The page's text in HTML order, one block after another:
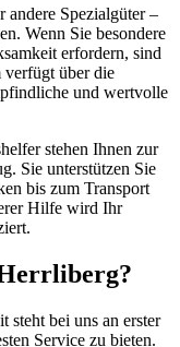
andere Spezialgüter –
Wenn Sie besondere
erfordern, sind
verfügt über die
und wertvolle
stehen Ihnen zur
Sie unterstützen Sie
bis zum Transport
Hilfe wird Ihr
steht bei uns an erster
Service zu bieten.